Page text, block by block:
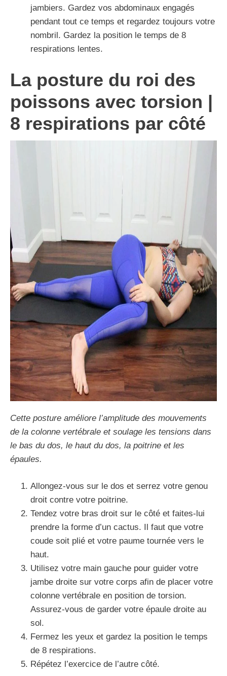
jambiers. Gardez vos abdominaux engagés
pendant tout ce temps et regardez toujours votre
nombril. Gardez la position le temps de 8
respirations lentes.
La posture du roi des
poissons avec torsion |
8 respirations par côté
Cette posture améliore l’amplitude des mouvements
de la colonne vertébrale et soulage les tensions dans
le bas du dos, le haut du dos, la poitrine et les
épaules.
Allongez-vous sur le dos et serrez votre genou
droit contre votre poitrine.
Tendez votre bras droit sur le côté et faites-lui
prendre la forme d’un cactus. Il faut que votre
coude soit plié et votre paume tournée vers le
haut.
Utilisez votre main gauche pour guider votre
jambe droite sur votre corps afin de placer votre
colonne vertébrale en position de torsion.
Assurez-vous de garder votre épaule droite au
sol.
Fermez les yeux et gardez la position le temps
de 8 respirations.
Répétez l’exercice de l’autre côté.